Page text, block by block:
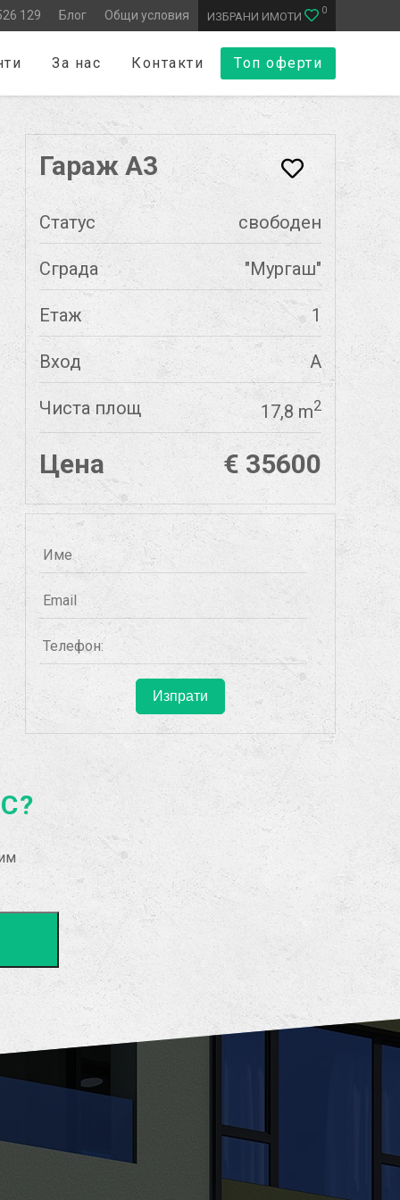
129 Блог Общи условия ИЗБРАНИ ИМОТИ 0
За нас Контакти Топ оферти
Гараж А3
Статус свободен
Сграда "Мургаш"
Етаж 1
Вход А
Чиста площ 17,8 m2
Цена € 35600